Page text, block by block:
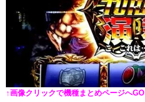
↑画像クリックで機種まとめページへGO